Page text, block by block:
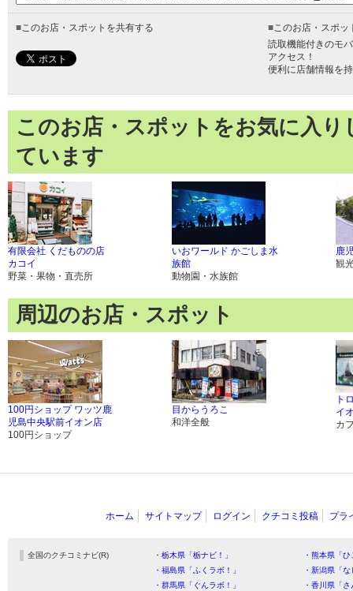
■このお店・スポットを共有する ■このお店・スポッ
読取機能付きのモ
アクセス！
便利に店舗情報を
このお店・スポットをお気に入
ています
有限会社 くだものの店
カコイ
野菜・果物・直売所
いおワールド かごしま水
族館
動物園・水族館
鹿
観
周辺のお店・スポット
100円ショップ ワッツ鹿
児島中央駅前イオン店
100円ショップ
目からうろこ
和洋全般
ト
イ
カ
ホーム サイトマップ ログイン クチコミ投稿 プラ
全国のクチコミナビ(R) ・栃木県「栃ナビ！」
・熊本県「
・福島県「ふくラボ！」
・新潟県「
・群馬県「ぐんラボ！」
・香川県「